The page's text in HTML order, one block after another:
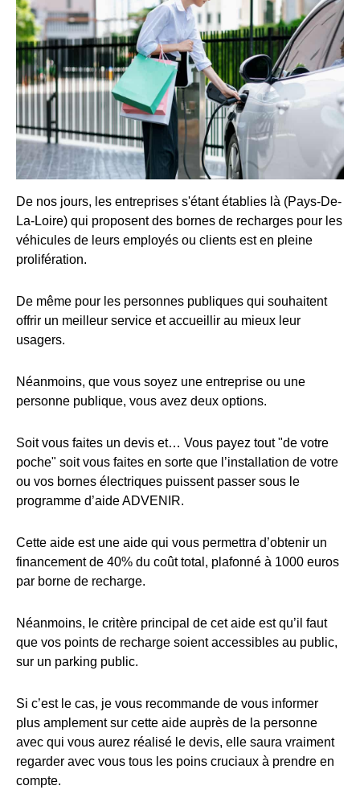
De nos jours, les entreprises s'étant établies là (Pays-De-
La-Loire) qui proposent des bornes de recharges pour les
véhicules de leurs employés ou clients est en pleine
prolifération.
De même pour les personnes publiques qui souhaitent
offrir un meilleur service et accueillir au mieux leur
usagers.
Néanmoins, que vous soyez une entreprise ou une
personne publique, vous avez deux options.
Soit vous faites un devis et… Vous payez tout "de votre
poche" soit vous faites en sorte que l’installation de votre
ou vos bornes électriques puissent passer sous le
programme d’aide ADVENIR.
Cette aide est une aide qui vous permettra d’obtenir un
financement de 40% du coût total, plafonné à 1000 euros
par borne de recharge.
Néanmoins, le critère principal de cet aide est qu’il faut
que vos points de recharge soient accessibles au public,
sur un parking public.
Si c’est le cas, je vous recommande de vous informer
plus amplement sur cette aide auprès de la personne
avec qui vous aurez réalisé le devis, elle saura vraiment
regarder avec vous tous les poins cruciaux à prendre en
compte.